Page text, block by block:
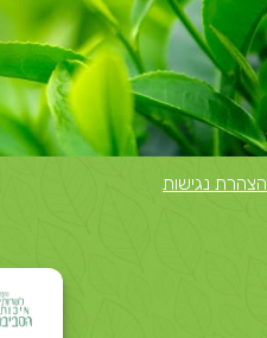
הצהרת נגישות